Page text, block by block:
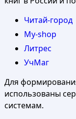
Читай-город
My-shop
Литрес
УчМаг
Для
использованы
системам.